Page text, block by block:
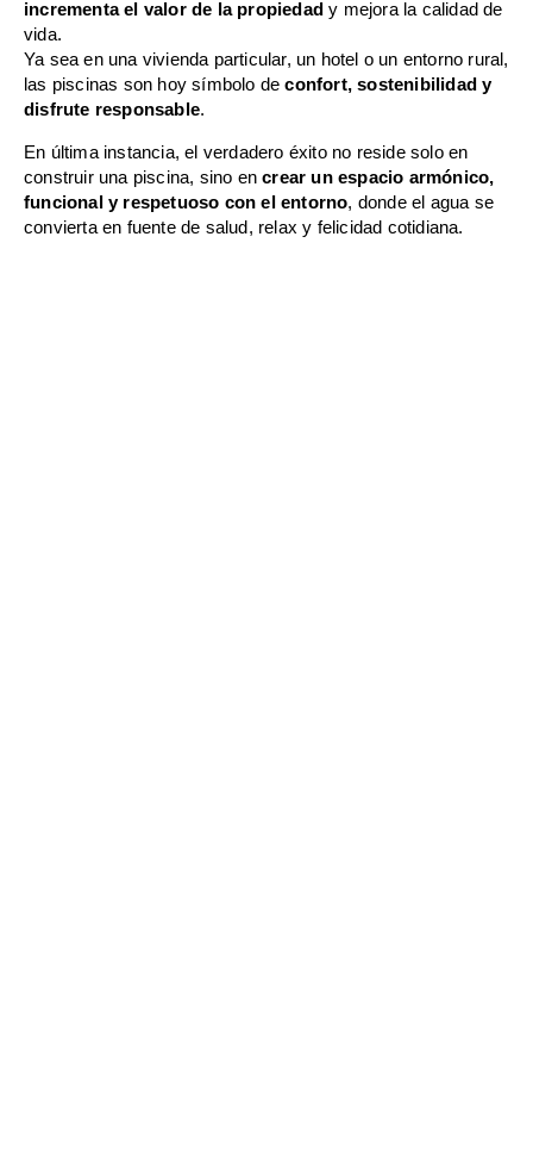
incrementa el valor de la propiedad y mejora la calidad de
vida.
Ya sea en una vivienda particular, un hotel o un entorno rural,
las piscinas son hoy símbolo deconfort, sostenibilidad y
disfrute responsable.
En última instancia, el verdadero éxito no reside solo en
construir una piscina, sino encrear un espacio armónico,
funcional y respetuoso con el entorno, donde el agua se
convierta en fuente de salud, relax y felicidad cotidiana.